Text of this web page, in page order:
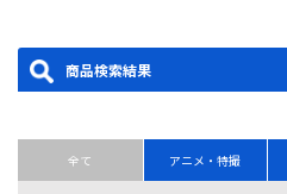
商品検索結果
全て アニメ・特撮